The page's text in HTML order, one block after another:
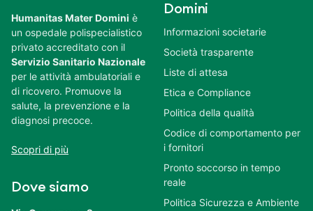
Humanitas Mater Domini è
un ospedale polispecialistico
privato accreditato con il
Servizio Sanitario Nazionale
per le attività ambulatoriali e
di ricovero. Promuove la
salute, la prevenzione e la
diagnosi precoce.
Scopri di più
Dove siamo
Domini
Informazioni societarie
Società trasparente
Liste di attesa
Etica e Compliance
Politica della qualità
Codice di comportamento per
i fornitori
Pronto soccorso in tempo
reale
Politica Sicurezza e Ambiente